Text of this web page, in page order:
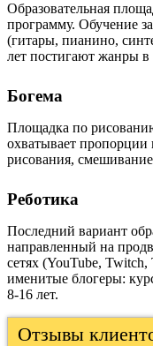
Образовательная
программу. Обучение
(гитары, пианино,
лет постигают жанры
Богема
Площадка по
охватывает
рисования,
Реботика
Последний вариант
направленный на
сетях (YouTube,
именитые блогеры:
8-16 лет.
Отзывы